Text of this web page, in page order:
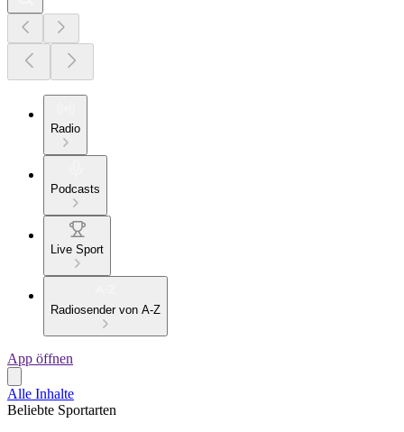
Radio
Podcasts
Live Sport
Radiosender von A-Z
App öffnen
Alle Inhalte
Beliebte Sportarten